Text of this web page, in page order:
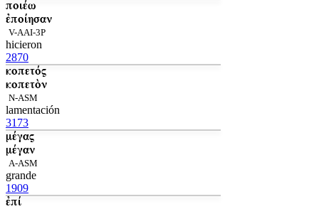
ποιέω
ἐποίησαν
V-AAI-3P
hicieron
2870
κοπετός
κοπετὸν
N-ASM
lamentación
3173
μέγας
μέγαν
A-ASM
grande
1909
ἐπί